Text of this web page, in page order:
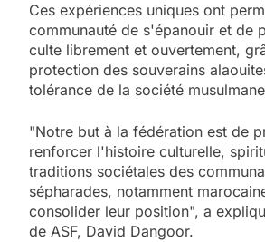
Ces expériences uniques ont
communauté de s'épanouir et de
culte librement et ouvertement,
protection des souverains
tolérance de la société
"Notre but à la fédération est de
renforcer l'histoire culturelle,
traditions sociétales des
sépharades, notamment
consolider leur position", a
de ASF, David Dangoor.